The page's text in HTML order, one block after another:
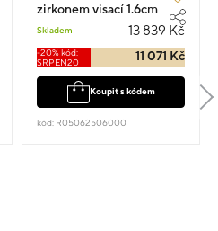
zirkonem visací 1.6cm
Skladem 13 839 Kč
-20% kód:
SRPEN20
11 071 Kč
Koupit s kódem
kód: R05062506000